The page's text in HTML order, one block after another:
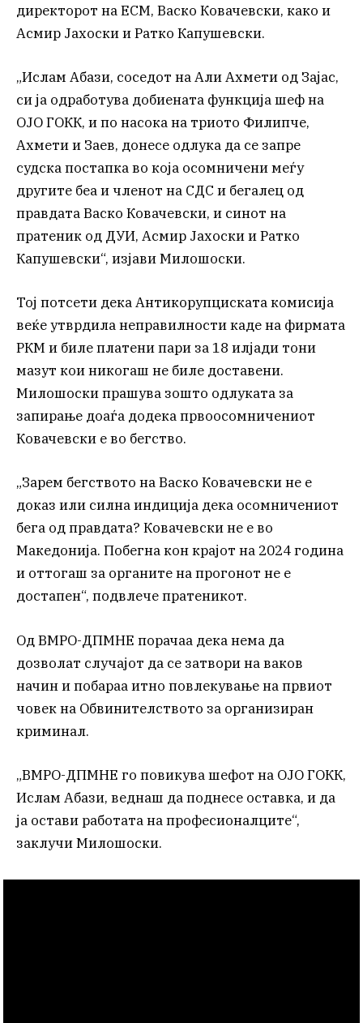
директорот на ЕСМ, Васко Ковачевски, како и
Асмир Јахоски и Ратко Капушевски.
„Ислам Абази, соседот на Али Ахмети од Зајас,
си ја одработува добиената функција шеф на
ОЈО ГОКК, и по насока на триото Филипче,
Ахмети и Заев, донесе одлука да се запре
судска постапка во која осомничени меѓу
другите беа и членот на СДС и бегалец од
правдата Васко Ковачевски, и синот на
пратеник од ДУИ, Асмир Јахоски и Ратко
Капушевски“, изјави Милошоски.
Тој потсети дека Антикорупциската комисија
веќе утврдила неправилности каде на фирмата
РКМ и биле платени пари за 18 илјади тони
мазут кои никогаш не биле доставени.
Милошоски прашува зошто одлуката за
запирање доаѓа додека првоосомничениот
Ковачевски е во бегство.
„Зарем бегството на Васко Ковачевски не е
доказ или силна индиција дека осомничениот
бега од правдата? Ковачевски не е во
Македонија. Побегна кон крајот на 2024 година
и оттогаш за органите на прогонот не е
достапен“, подвлече пратеникот.
Од ВМРО-ДПМНЕ порачаа дека нема да
дозволат случајот да се затвори на ваков
начин и побараа итно повлекување на првиот
човек на Обвинителството за организиран
криминал.
„ВМРО-ДПМНЕ го повикува шефот на ОЈО ГОКК,
Ислам Абази, веднаш да поднесе оставка, и да
ја остави работата на професионалците“,
заклучи Милошоски.